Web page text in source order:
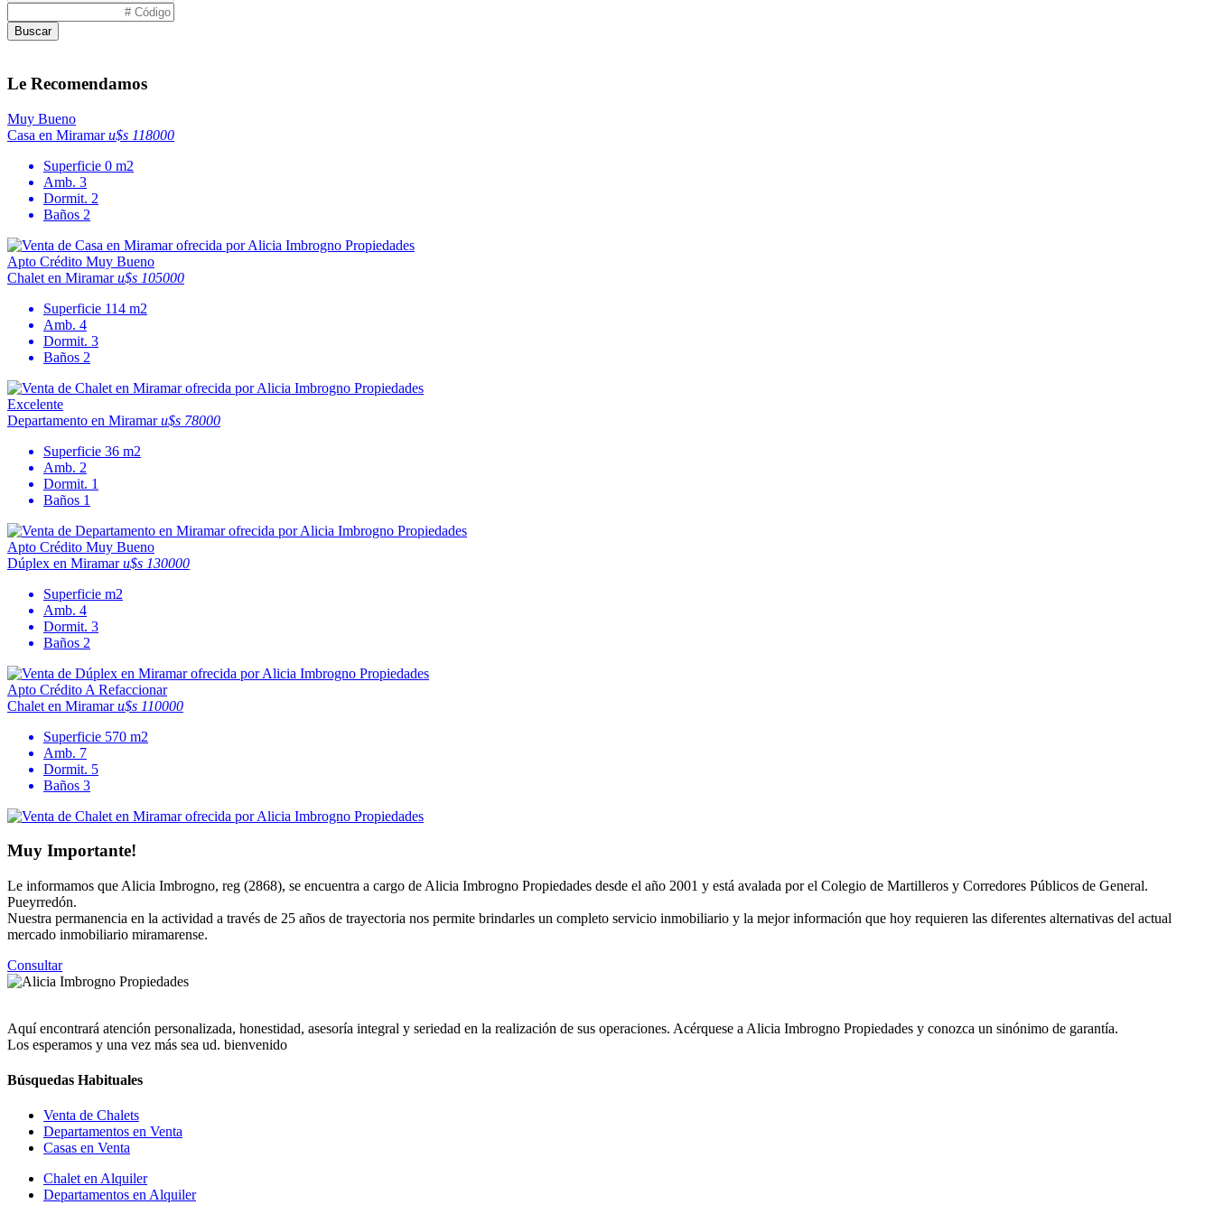
Buscar
Le Recomendamos
Muy Bueno
Casa en Miramaru$s 118000
Superficie 0 m2
Amb. 3
Dormit. 2
Baños 2
Apto Crédito Muy Bueno
Chalet en Miramaru$s 105000
Superficie 114 m2
Amb. 4
Dormit. 3
Baños 2
Excelente
Departamento en Miramaru$s 78000
Superficie 36 m2
Amb. 2
Dormit. 1
Baños 1
Apto Crédito Muy Bueno
Dúplex en Miramaru$s 130000
Superficie m2
Amb. 4
Dormit. 3
Baños 2
Apto Crédito A Refaccionar
Chalet en Miramaru$s 110000
Superficie 570 m2
Amb. 7
Dormit. 5
Baños 3
Muy Importante!
Le informamos que Alicia Imbrogno, reg (2868), se encuentra a cargo de Alicia Imbrogno Propiedades desde el año 2001 y está avalada por el Colegio de Martilleros y Corredores Públicos de General.
Pueyrredón.
Nuestra permanencia en la actividad a través de 25 años de trayectoria nos permite brindarles un completo servicio inmobiliario y la mejor información que hoy requieren las diferentes alternativas del actual
mercado inmobiliario miramarense.
Consultar
Aquí encontrará atención personalizada, honestidad, asesoría integral y seriedad en la realización de sus operaciones. Acérquese a Alicia Imbrogno Propiedades y conozca un sinónimo de garantía.
Los esperamos y una vez más sea ud. bienvenido
Búsquedas Habituales
Venta de Chalets
Departamentos en Venta
Casas en Venta
Chalet en Alquiler
Departamentos en Alquiler